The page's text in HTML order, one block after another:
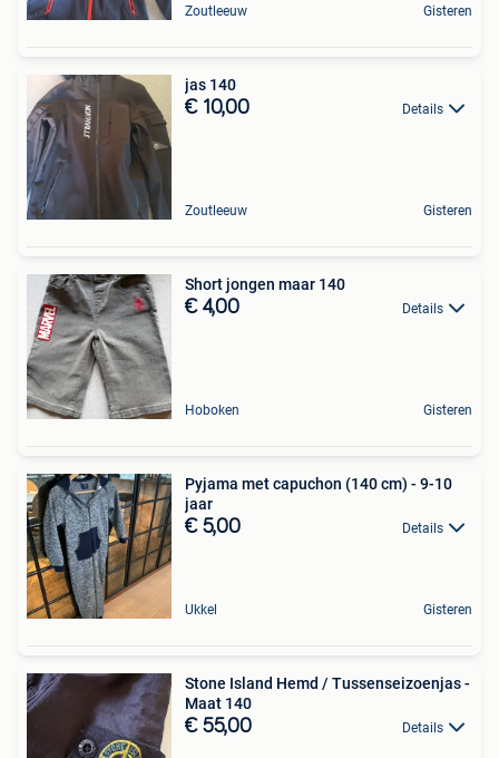
Zoutleeuw Gisteren
jas 140
€ 10,00 Details
Zoutleeuw Gisteren
Short jongen maar 140
€ 4,00 Details
Hoboken Gisteren
Pyjama met capuchon (140 cm) - 9-10
jaar
€ 5,00 Details
Ukkel Gisteren
Stone Island Hemd / Tussenseizoenjas -
Maat 140
€ 55,00 Details